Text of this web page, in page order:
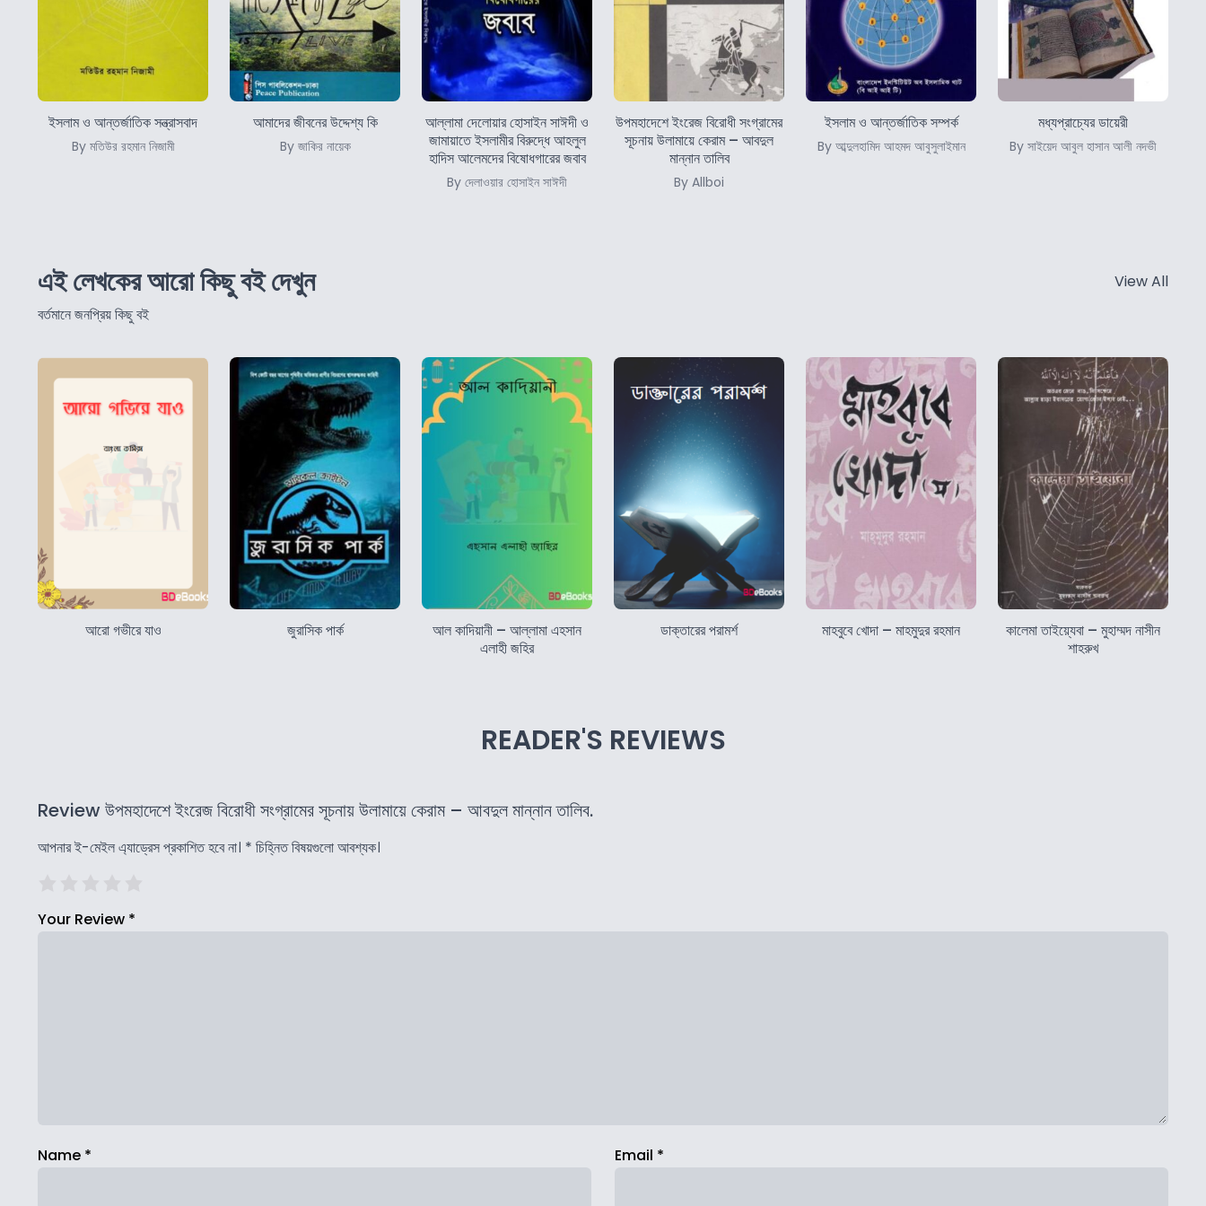
ইসলাম ও আন্তর্জাতিক সন্ত্রাসবাদ
By মতিউর রহমান নিজামী
আমাদের জীবনের উদ্দেশ্য কি
By জাকির নায়েক
আল্লামা দেলোয়ার হোসাইন সাঈদী ও
জামায়াতে ইসলামীর বিরুদ্ধে আহলুল
হাদিস আলেমদের বিষোধগারের জবাব
By দেলাওয়ার হোসাইন সাঈদী
উপমহাদেশে ইংরেজ বিরোধী সংগ্রামের
সূচনায় উলামায়ে কেরাম – আবদুল
মান্নান তালিব
By Allboi
ইসলাম ও আন্তর্জাতিক সম্পর্ক
By আব্দুলহামিদ আহমদ আবুসুলাইমান
মধ্যপ্রাচ্যের ডায়েরী
By সাইয়েদ আবুল হাসান আলী নদভী
এই লেখকের আরো কিছু বই দেখুন
বর্তমানে জনপ্রিয় কিছু বই
View All
আরো গভীরে যাও জুরাসিক পার্ক
আল কাদিয়ানী – আল্লামা এহসান
এলাহী জহির
ডাক্তারের পরামর্শ মাহবুবে খোদা – মাহমুদুর রহমান
কালেমা তাইয়্যেবা – মুহাম্মদ নাসীন
শাহরুখ
READER'S REVIEWS
Review উপমহাদেশে ইংরেজ বিরোধী সংগ্রামের সূচনায় উলামায়ে কেরাম – আবদুল মান্নান তালিব.
আপনার ই-মেইল এ্যাড্রেস প্রকাশিত হবে না। * চিহ্নিত বিষয়গুলো আবশ্যক।
Your Review *
Name * Email *